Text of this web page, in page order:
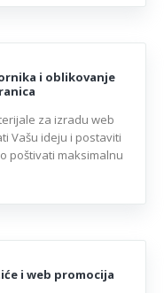
i oblikovanje
za izradu web
Vašu ideju i postaviti
poštivati maksimalnu
i web promocija